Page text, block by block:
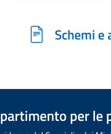
Schemi e
per le